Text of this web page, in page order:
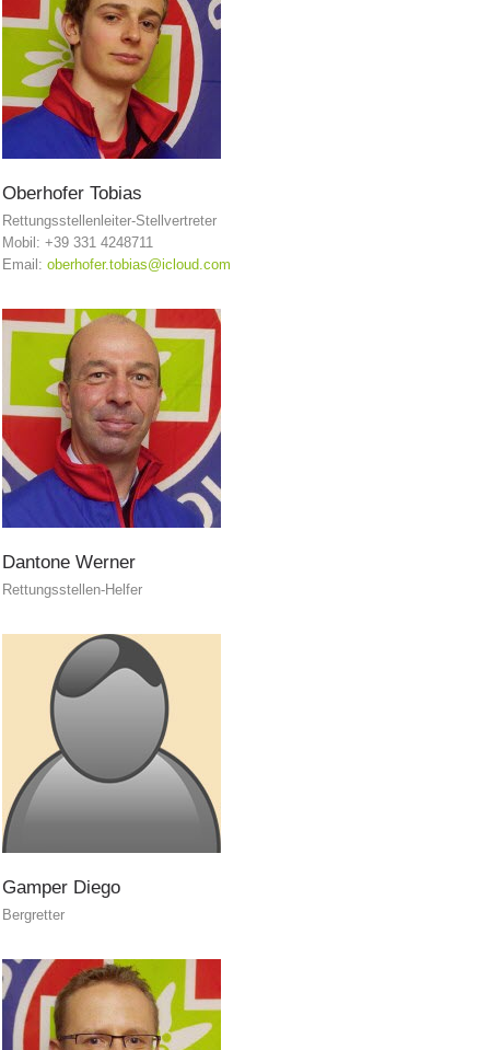
Alarmierung
Einsätze
Oberhofer Tobias
Rettungsstellenleiter-Stellvertreter
Mobil: +39 331 4248711
Email: oberhofer.tobias@icloud.com
Dantone Werner
Rettungsstellen-Helfer
Gamper Diego
Bergretter